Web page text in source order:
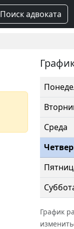
Поиск адвоката
Среда
График